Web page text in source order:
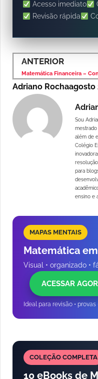
Acesso imediato
Revisão rápida
ANTERIOR
Adriano Rochaagosto
Sou
mestrado
além de
Colégio
para
ensino e
MAPAS MENTAIS
Matemática
Visual • organizado •
ACESSAR
Ideal para revisão •
COLEÇÃO COMPLETA
10 eBooks de